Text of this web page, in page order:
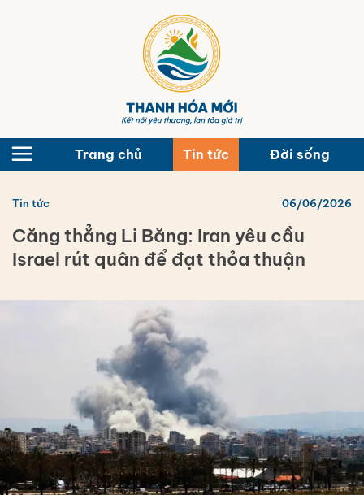
Trang chủ Tin tức Đời sống
Tin tức 06/06/2026
Căng thẳng Li Băng: Iran yêu cầu
Israel rút quân để đạt thỏa thuận